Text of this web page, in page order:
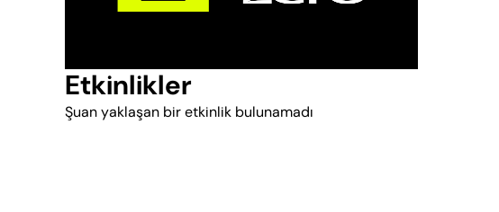
Etkinlikler
Şuan yaklaşan bir etkinlik bulunamadı